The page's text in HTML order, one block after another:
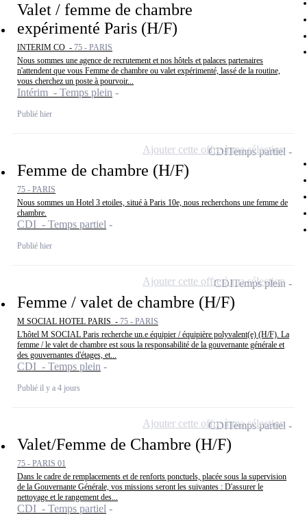
Valet / femme de chambre
expérimenté Paris (H/F)
INTERIM CO - 75 - PARIS
Nous sommes une agence de recrutement et nos hôtels et palaces partenaires
n'attendent que vous Femme de chambre ou valet expérimenté, lassé de la routine,
vous cherchez un poste à pourvoir...
Intérim - Temps plein
Publié hier
Femme de chambre (H/F)
75 - PARIS
Nous sommes un Hotel 3 etoiles, situé à Paris 10e, nous recherchons une femme de
chambre.
CDI - Temps partiel
Publié hier
CDITemps partiel
Ajouter cette offre à ma sélection
Femme / valet de chambre (H/F)
M SOCIAL HOTEL PARIS - 75 - PARIS
L'hôtel M SOCIAL Paris recherche un.e équipier / équipière polyvalent(e) (H/F). La
femme / le valet de chambre est sous la responsabilité de la gouvernante générale et
des gouvernantes d'étages, et...
CDI - Temps plein
Publié il y a 4 jours
CDITemps plein
Ajouter cette offre à ma sélection
Valet/Femme de Chambre (H/F)
75 - PARIS 01
Dans le cadre de remplacements et de renforts ponctuels, placée sous la supervision
de la Gouvernante Générale, vos missions seront les suivantes : D'assurer le
nettoyage et le rangement des...
CDI - Temps partiel
CDITemps partiel
Ajouter cette offre à ma sélection